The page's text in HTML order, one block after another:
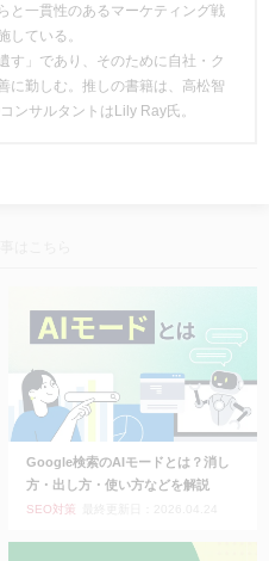
と一貫性のあるマーケティング戦
している。
す」であり、そのために自社・ク
に勤しむ。推しの書籍は、高松智
ンサルタントはLily Ray氏。
Google検索のAIモードとは？消し
方・出し方・使い方などを解説
SEO対策